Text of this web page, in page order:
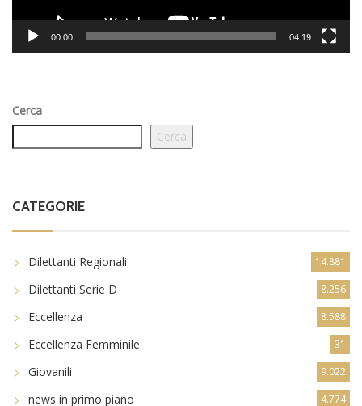
00:00 04:19
Cerca
Cerca
CATEGORIE
Dilettanti Regionali 14.881
Dilettanti Serie D 8.256
Eccellenza 8.588
Eccellenza Femminile 31
Giovanili 9.022
news in primo piano 4.774